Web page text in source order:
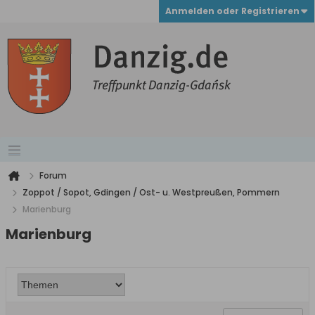
Anmelden oder Registrieren
Forum
Zoppot / Sopot, Gdingen / Ost- u. Westpreußen, Pommern
Marienburg
Marienburg